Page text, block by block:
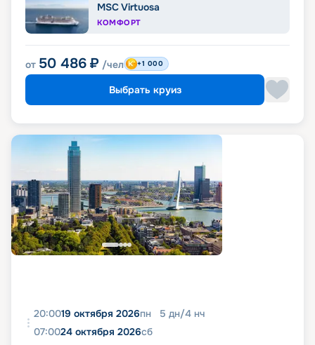
MSC Virtuosa
КОМФОРТ
от 50 486 ₽ /чел +1 000
Выбрать круиз
20:0019 октября 2026пн 5 дн/4 нч
07:0024 октября 2026сб